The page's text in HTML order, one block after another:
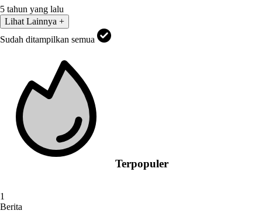
5 tahun yang lalu
Lihat Lainnya +
Sudah ditampilkan semua
Terpopuler
1
Berita